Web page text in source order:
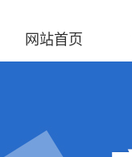
网站首页